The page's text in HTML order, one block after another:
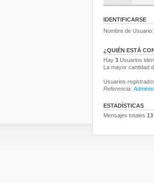
IDENTIFICARSE
Nombre de Usuario:
¿QUIÉN ESTÁ
Hay 3 Usuarios
La mayor cantidad
Usuarios
Referencia:
ESTADÍSTICAS
Mensajes totales 13